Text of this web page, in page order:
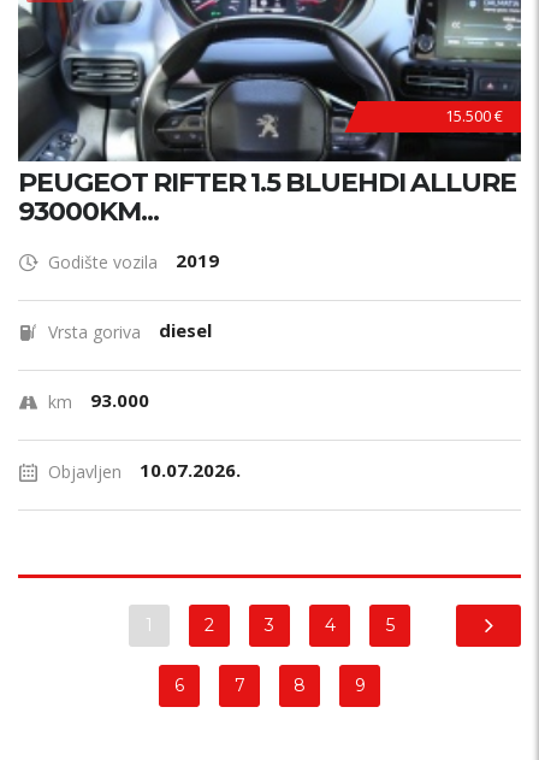
15.500 €
PEUGEOT RIFTER 1.5 BLUEHDI ALLURE
93000KM...
Godište vozila 2019
Vrsta goriva diesel
km 93.000
Objavljen 10.07.2026.
1 2 3 4 5
6 7 8 9